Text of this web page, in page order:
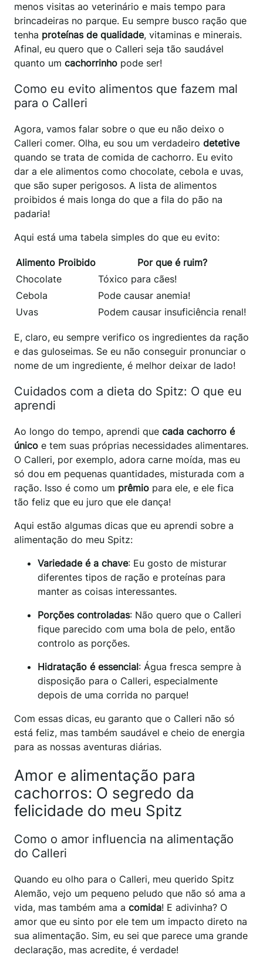
menos visitas ao veterinário e mais tempo para
brincadeiras no parque. Eu sempre busco ração que
tenha proteínas de qualidade, vitaminas e minerais.
Afinal, eu quero que o Calleri seja tão saudável
quanto um cachorrinho pode ser!
Como eu evito alimentos que fazem mal
para o Calleri
Agora, vamos falar sobre o que eu não deixo o
Calleri comer. Olha, eu sou um verdadeiro detetive
quando se trata de comida de cachorro. Eu evito
dar a ele alimentos como chocolate, cebola e uvas,
que são super perigosos. A lista de alimentos
proibidos é mais longa do que a fila do pão na
padaria!
Aqui está uma tabela simples do que eu evito:
Alimento Proibido
Por que é ruim?
Chocolate
Tóxico para cães!
Cebola
Pode causar anemia!
Uvas
Podem causar insuficiência renal!
E, claro, eu sempre verifico os ingredientes da ração
e das guloseimas. Se eu não conseguir pronunciar o
nome de um ingrediente, é melhor deixar de lado!
Cuidados com a dieta do Spitz: O que eu
aprendi
Ao longo do tempo, aprendi que cada cachorro é
único e tem suas próprias necessidades alimentares.
O Calleri, por exemplo, adora carne moída, mas eu
só dou em pequenas quantidades, misturada com a
ração. Isso é como um prêmio para ele, e ele fica
tão feliz que eu juro que ele dança!
Aqui estão algumas dicas que eu aprendi sobre a
alimentação do meu Spitz:
Variedade é a chave: Eu gosto de misturar
diferentes tipos de ração e proteínas para
manter as coisas interessantes.
Porções controladas: Não quero que o Calleri
fique parecido com uma bola de pelo, então
controlo as porções.
Hidratação é essencial: Água fresca sempre à
disposição para o Calleri, especialmente
depois de uma corrida no parque!
Com essas dicas, eu garanto que o Calleri não só
está feliz, mas também saudável e cheio de energia
para as nossas aventuras diárias.
Amor e alimentação para
cachorros: O segredo da
felicidade do meu Spitz
Como o amor influencia na alimentação
do Calleri
Quando eu olho para o Calleri, meu querido Spitz
Alemão, vejo um pequeno peludo que não só ama a
vida, mas também ama a comida! E adivinha? O
amor que eu sinto por ele tem um impacto direto na
sua alimentação. Sim, eu sei que parece uma grande
declaração, mas acredite, é verdade!